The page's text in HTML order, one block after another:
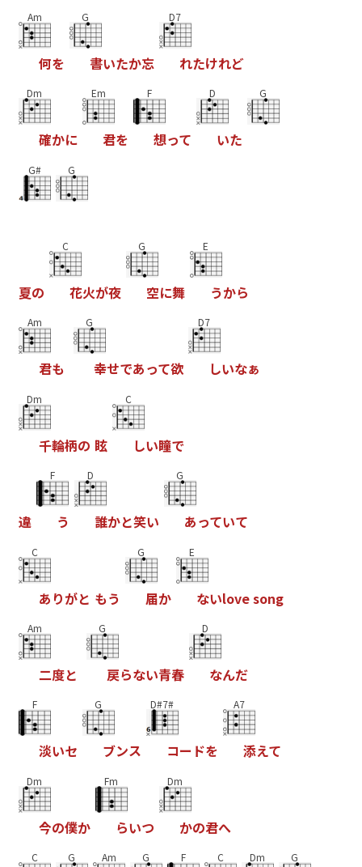
Am
何を
G
書いたか忘
D7
れたけれど
Dm
確かに
Em
君を
F
想って
D
いた
G
G# G
夏の
C
花火が夜
G
空に舞
E
うから
Am
君も
G
幸せであって欲
D7
しいなぁ
Dm
千輪柄の 眩
C
しい瞳で
違
F
う
D
誰かと笑い
G
あっていて
C
あ りがと もう
G
届か
E
ないlovesong
Am
二度と
G
戻らない青春
D
なんだ
F
淡いセ
G
ブンス
D#7#
コー ドを
A7
添えて
Dm
今の僕か
Fm
らいつ
Dm
かの君へ
C G Am G F C Dm G